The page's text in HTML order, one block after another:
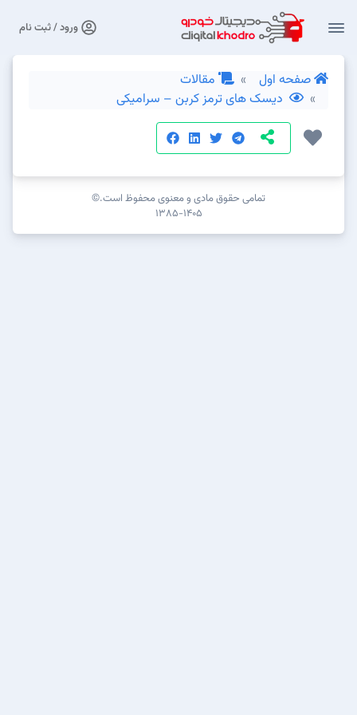
ورود / ثبت نام
صفحه اول
مقالات
دیسک های ترمز کربن – سرامیکی
تمامی حقوق مادی و معنوی محفوظ است.©
۱۳۸۵-۱۴۰۵